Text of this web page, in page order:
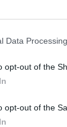
Data
opt-out of the
opt-out of the
για την
Μπάγερν